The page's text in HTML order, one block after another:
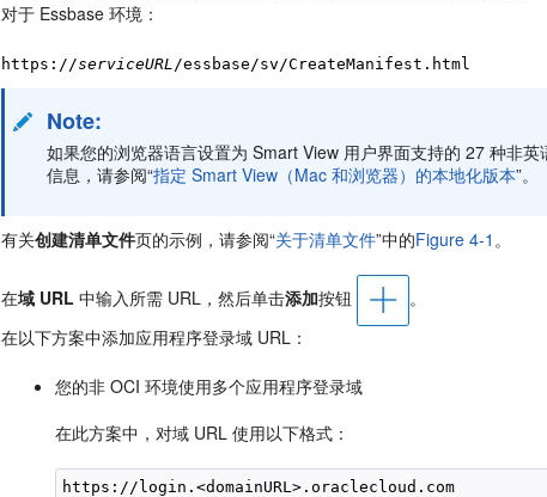
对于 Essbase 环境：
https://serviceURL/essbase/sv/CreateManifest.html
Note:
如果您的浏览器语言设置为Smart View 用户界面支持的 27 种非英
信息，请参阅“指定 Smart View（Mac 和浏览器）的本地化版本”。
有关创建清单文件页的示例，请参阅“关于清单文件”中的Figure 4-1 。
在域 URL 中输入所需 URL，然后单击添加按钮
。
在以下方案中添加应用程序登录域 URL：
您的非 OCI 环境使用多个应用程序登录域
在此方案中，对域 URL 使用以下格式：
https://login.<domainURL>.oraclecloud.com